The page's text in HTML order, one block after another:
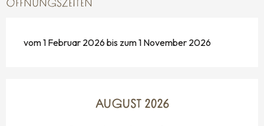
ÖFFNUNGSZEITEN
vom 1 Februar 2026 bis zum 1 November 2026
AUGUST 2026